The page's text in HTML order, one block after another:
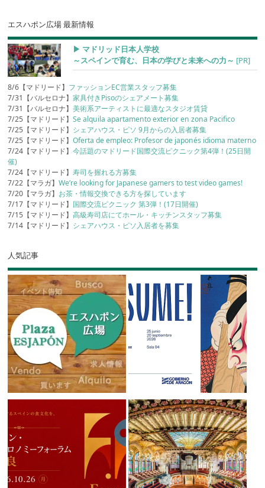
エスハポン広場 最新情報
▶︎ マドリッド日本人学校
～スペインで育む、日本の学びと未来への力～ [PR]
8/6【マドリード】 ファッションEC営業スタッフ募集
7/31【バルセロナ】家具付きPisoのシェアメート募集
7/31【バルセロナ】美術系アーティストに最適なスタジオ賃貸
7/25【マドリード】Se alquila apartamento exterior en zona Pacifico
7/25【マドリード】 シェアハウス・ピソ 9月からの入居者募集
7/25【マドリード】Oferta de empleo: Profesor de japonés idioma materno
7/24【マドリード】今話題のマドリード国際交流ピクニック第4弾！(25日開
催)
7/24【マドリード】寿司を握れる方募集
7/22【マラガ】We’re looking for Japanese gamers to test video games!
7/20【マラガ】 お茶・情報交換できる方を探しています
7/17【マドリード】 国際交流ピクニック 第3弾！(17日開催)
7/15【マドリード】高級寿司店にてホール・キッチンスタッフ募集
7/14【マドリード】 シェアハウス・ピソ入居者を募集
人気記事